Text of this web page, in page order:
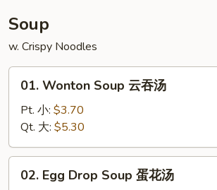
Soup
w. Crispy Noodles
Wonton
Soup
吞
汤
01. Wonton Soup 云吞汤
Pt. 小: $3.70
Qt. 大: $5.30
Egg02. Egg Drop Soup 蛋花汤